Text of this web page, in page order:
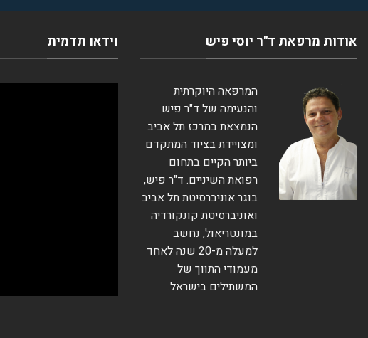
אודות מרפאת ד''ר יוסי פיש
המרפאה היוקרתית
והנעימה של ד"ר פיש
הנמצאת במרכז תל אביב
ומצויידת בציוד המתקדם
ביותר הקיים בתחום
רפואת השיניים. ד"ר פיש,
בוגר אוניברסיטת תל אביב
ואוניברסיטת קונקורדיה
במונטריאול, נחשב
למעלה מ-20 שנה לאחד
מעמודי התווך של
המשתילים בישראל.
וידאו תדמית